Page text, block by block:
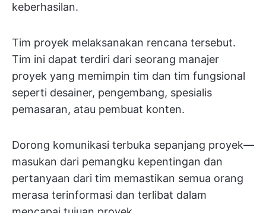
keberhasilan.
Tim proyek melaksanakan rencana tersebut.
Tim ini dapat terdiri dari seorang manajer
proyek yang memimpin tim dan tim fungsional
seperti desainer, pengembang, spesialis
pemasaran, atau pembuat konten.
Dorong komunikasi terbuka sepanjang proyek—
masukan dari pemangku kepentingan dan
pertanyaan dari tim memastikan semua orang
merasa terinformasi dan terlibat dalam